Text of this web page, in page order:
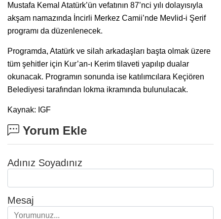
Mustafa Kemal Atatürk’ün vefatının 87’nci yılı dolayısıyla
akşam namazında İncirli Merkez Camii’nde Mevlid-i Şerif
programı da düzenlenecek.
Programda, Atatürk ve silah arkadaşları başta olmak üzere
tüm şehitler için Kur’an-ı Kerim tilaveti yapılıp dualar
okunacak. Programın sonunda ise katılımcılara Keçiören
Belediyesi tarafından lokma ikramında bulunulacak.
Kaynak: IGF
Yorum Ekle
Adınız Soyadınız
Mesaj